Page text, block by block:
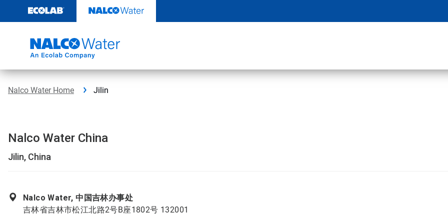
Inhalt
Nalco Water Home Jilin
Nalco Water China
Jilin, China
Nalco Water, 中国吉林办事处
吉林省吉林市松江北路2号B座1802号 132001